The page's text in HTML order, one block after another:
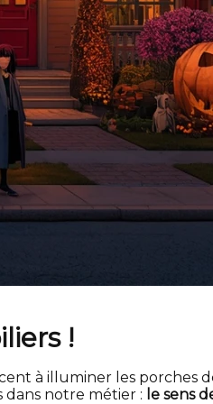
!
à illuminer les porches
notre métier : le sens